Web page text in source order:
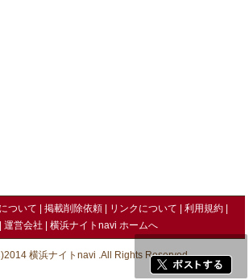
ついて 掲載削除依頼 リンクについて
利用規約
運営会社 横浜ナイトnavi ホームへ
横浜ナイトnavi .All Rights Reserved.